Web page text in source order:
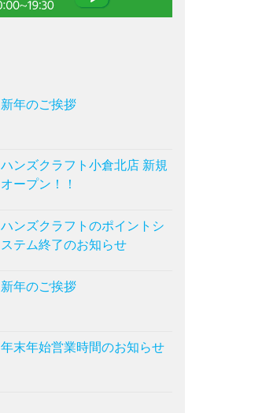
新年のご挨拶
ハンズクラフト小倉北店 新規
オープン！！
ハンズクラフトのポイントシ
ステム終了のお知らせ
新年のご挨拶
年末年始営業時間のお知らせ